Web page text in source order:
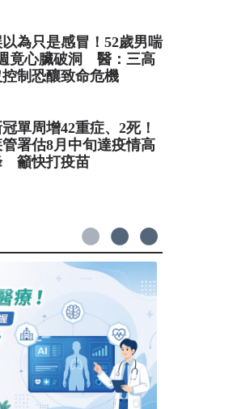
為只是感冒！52歲男喘
竟心臟破洞 醫：三高
制恐釀致命危機
單周增42重症、2死！
署估8月中旬達疫情高
籲快打疫苗